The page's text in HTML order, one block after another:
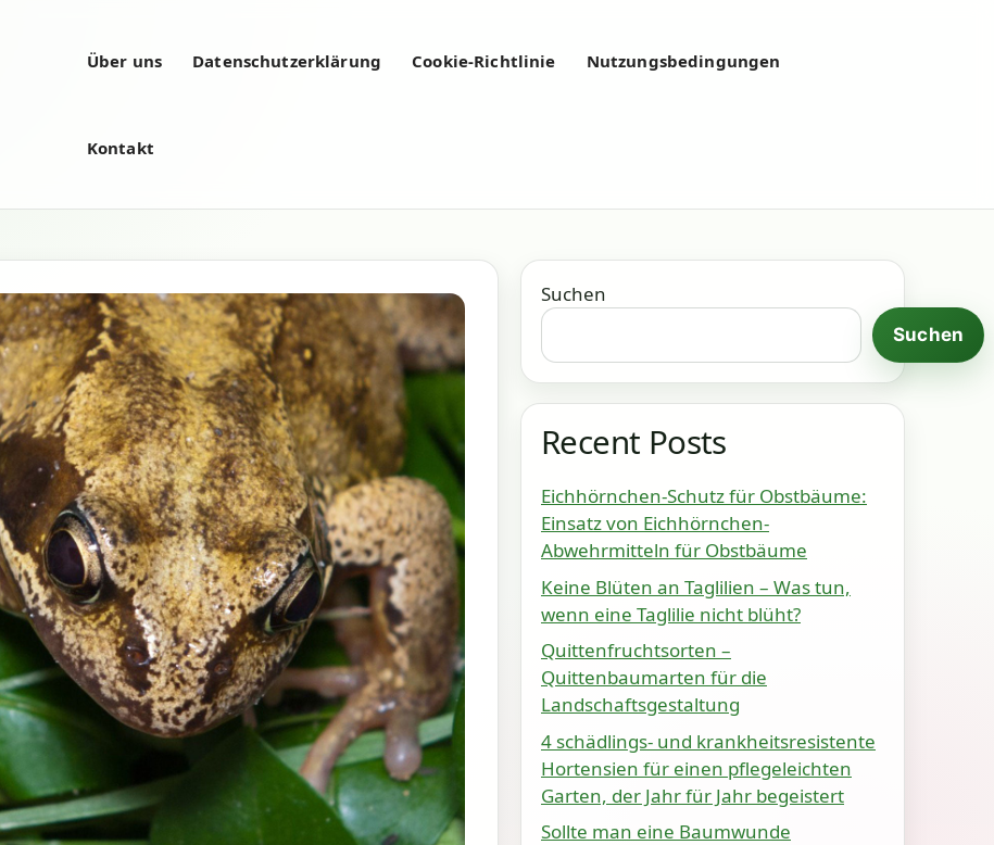
Über uns Datenschutzerklärung Cookie-Richtlinie Nutzungsbedingungen
Kontakt
Suchen
Suchen
Recent Posts
Eichhörnchen-Schutz für Obstbäume:
Einsatz von Eichhörnchen-
Abwehrmitteln für Obstbäume
Keine Blüten an Taglilien – Was tun,
wenn eine Taglilie nicht blüht?
Quittenfruchtsorten –
Quittenbaumarten für die
Landschaftsgestaltung
4 schädlings- und krankheitsresistente
Hortensien für einen pflegeleichten
Garten, der Jahr für Jahr begeistert
Sollte man eine Baumwunde